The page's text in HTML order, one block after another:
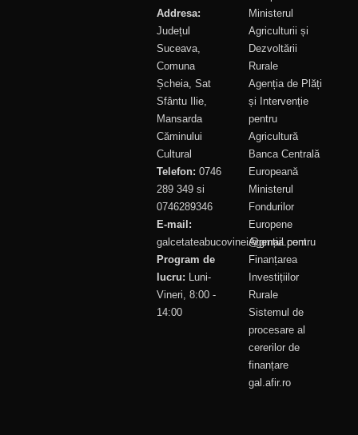
Addresa:
Județul
Suceava,
Comuna
Șcheia, Sat
Sfântu Ilie,
Mansarda
Căminului
Cultural
Telefon: 0746
289 349 si
0746289346
E-mail:
galcetateabucovinei@gmail.com
Program de
lucru:
Luni-
Vineri, 8:00 -
14:00
Ministerul
Agriculturii și
Dezvoltării
Rurale
Agenția de Plăți
și Intervenție
pentru
Agricultură
Banca Centrală
Europeană
Ministerul
Fondurilor
Europene
Agenția pentru
Finanțarea
Investițiilor
Rurale
Sistemul de
procesare al
cererilor de
finanțare
gal.afir.ro